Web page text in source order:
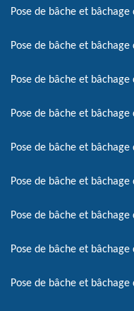
Pose de bâche et
Pose de bâche et
Pose de bâche et
Pose de bâche et
Pose de bâche et
Pose de bâche et
Pose de bâche et
Pose de bâche et
Pose de bâche et